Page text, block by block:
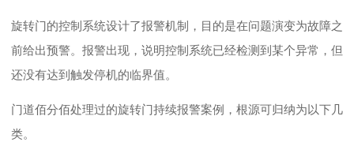
旋转门的控制系统设计了报警机制，目的是在问题演变为故障之
前给出预警。报警出现，说明控制系统已经检测到某个异常，但
还没有达到触发停机的临界值。
门道佰分佰处理过的旋转门持续报警案例，根源可归纳为以下几
类。